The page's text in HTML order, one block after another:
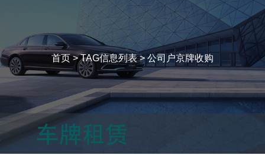
首页> TAG信息列表 > 公司户京牌收购